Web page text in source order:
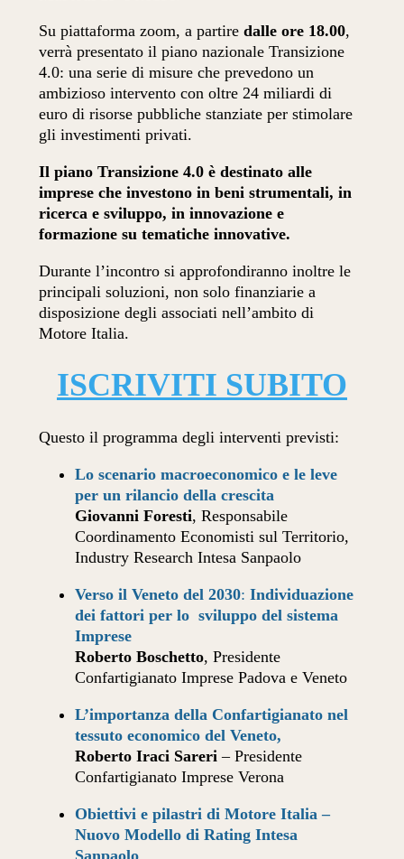
Su piattaforma zoom, a partiredalle ore 18.00,
verrà presentato il piano nazionale Transizione
4.0: una serie di misure che prevedono un
ambizioso intervento con oltre 24 miliardi di
euro di risorse pubbliche stanziate per stimolare
gli investimenti privati.
Il piano Transizione 4.0 è destinato alle
imprese che investono in beni strumentali, in
ricerca e sviluppo, in innovazione e
formazione su tematiche innovative.
Durante l’incontro si approfondiranno inoltre le
principali soluzioni, non solo finanziarie a
disposizione degli associati nell’ambito di
Motore Italia.
ISCRIVITI SUBITO
Questo il programma degli interventi previsti:
Lo scenario macroeconomico e le leve
per un rilancio della crescita
Giovanni Foresti, Responsabile
Coordinamento Economisti sul Territorio,
Industry Research Intesa Sanpaolo
Verso il Veneto del 2030:Individuazione
dei fattori per lo sviluppo del sistema
Imprese
Roberto Boschetto, Presidente
Confartigianato Imprese Padova e Veneto
L’importanza della Confartigianato nel
tessuto economico del Veneto,
Roberto Iraci Sareri – Presidente
Confartigianato Imprese Verona
Obiettivi e pilastri di Motore Italia –
Nuovo Modello di Rating Intesa
Sanpaolo